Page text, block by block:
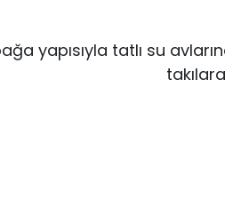
yapısıyla tatlı su